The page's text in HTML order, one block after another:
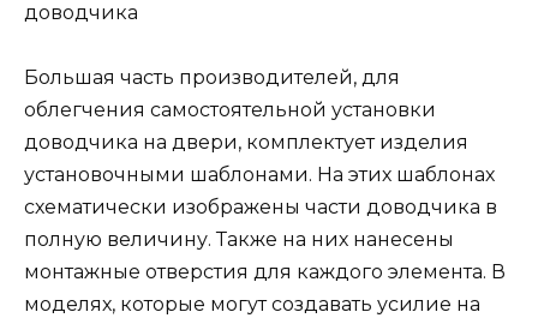
доводчика
Большая часть производителей, для
облегчения самостоятельной установки
доводчика на двери, комплектует изделия
установочными шаблонами. На этих шаблонах
схематически изображены части доводчика в
полную величину. Также на них нанесены
монтажные отверстия для каждого элемента. В
моделях, которые могут создавать усилие на